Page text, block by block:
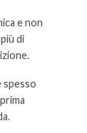
e non
di
spesso